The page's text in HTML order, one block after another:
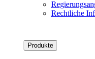
Rechtliche
Produkte